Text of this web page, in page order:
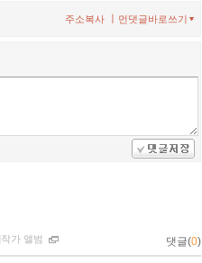
먼댓글바로쓰기
주소복사
가 앨범 댓글(0)